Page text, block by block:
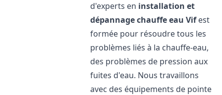
d'experts en installation et
dépannage chauffe eau Vifest
formée pour résoudre tous les
problèmes liés à la chauffe-eau,
des problèmes de pression aux
fuites d'eau. Nous travaillons
avec des équipements de pointe